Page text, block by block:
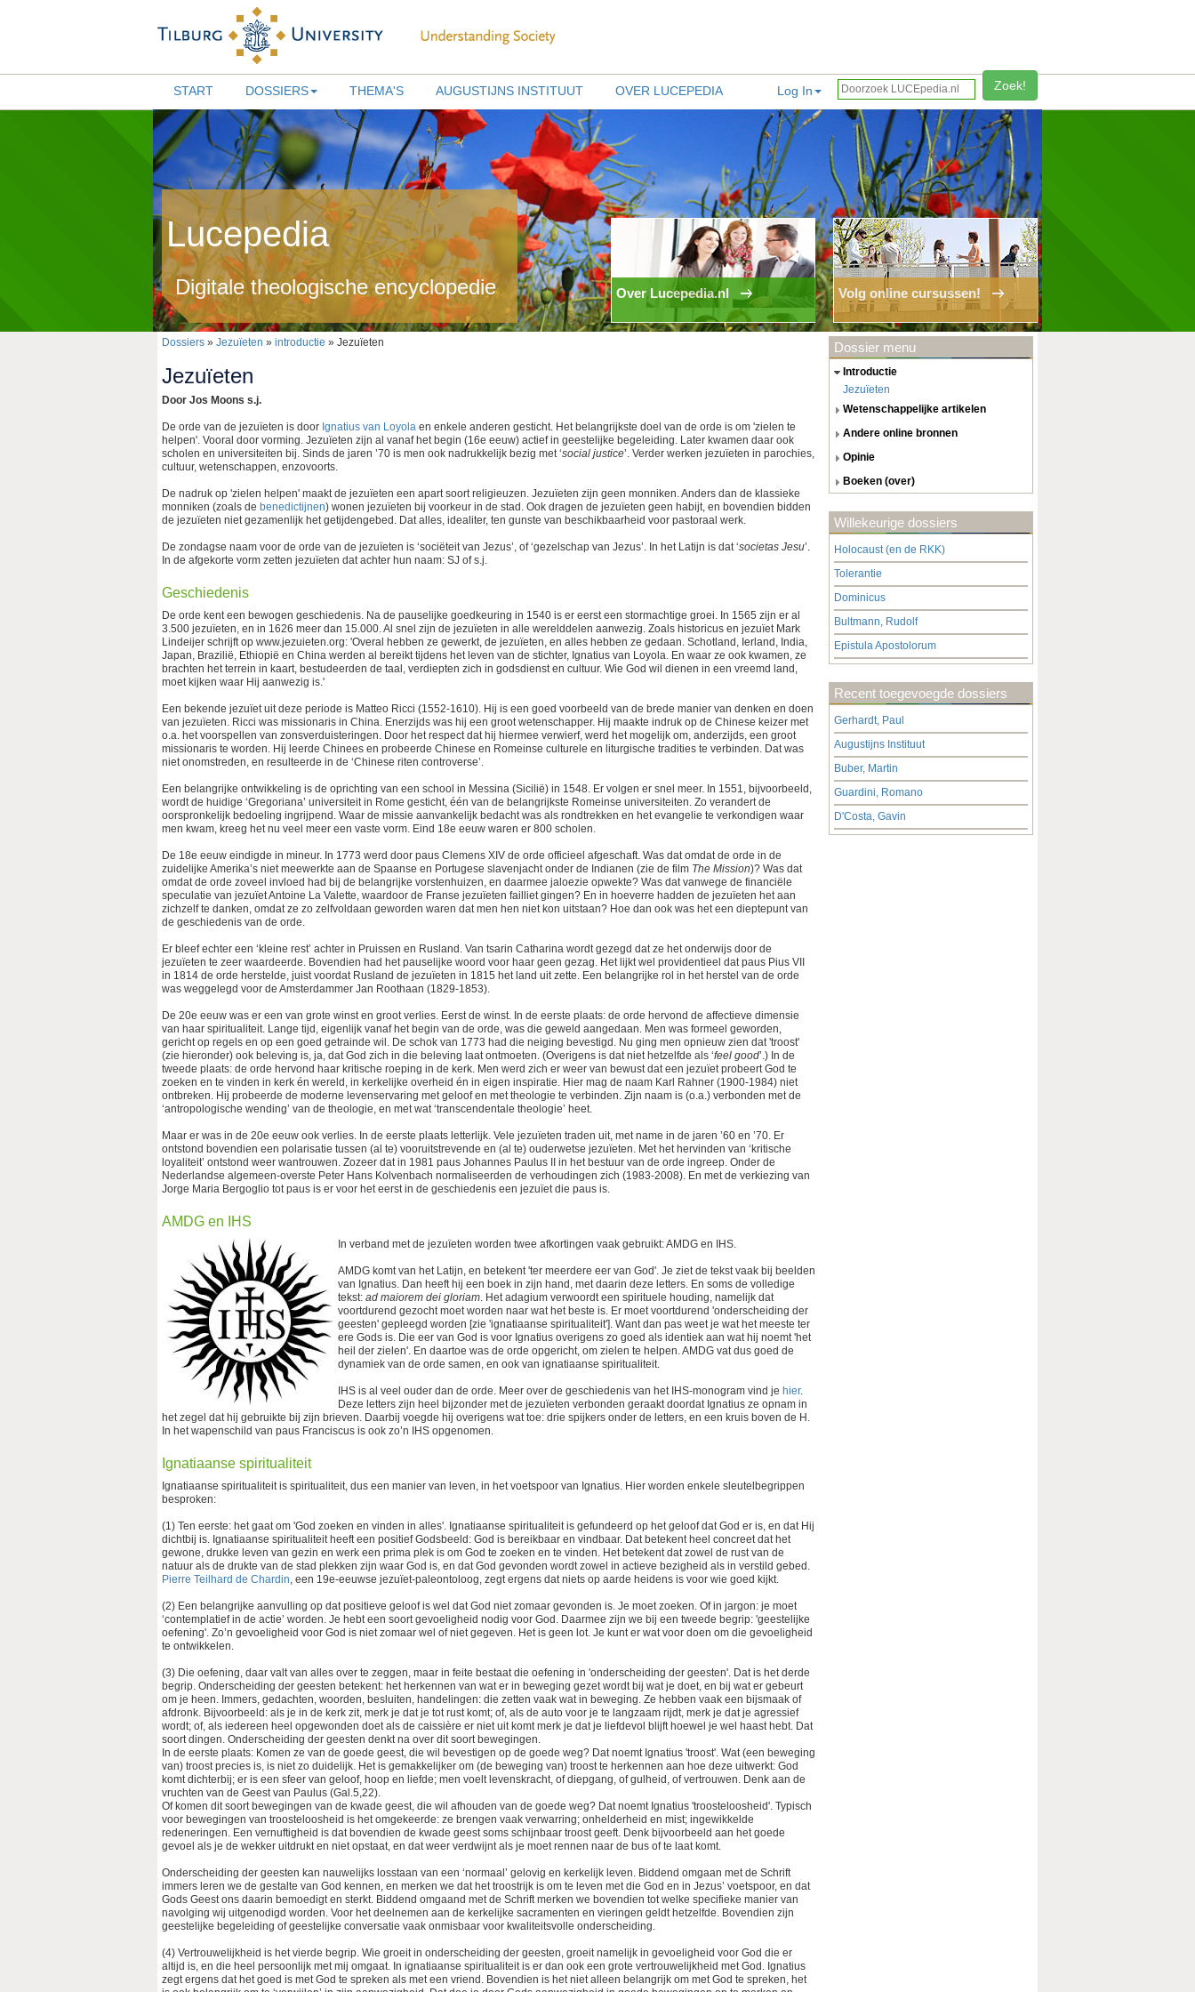
Zoek!
Log In
START DOSSIERS THEMA'S AUGUSTIJNS INSTITUUT OVER LUCEPEDIA
Lucepedia
Digitale theologische encyclopedie Volg online cursussen!
Over Lucepedia.nl
Dossiers » Jezuïeten » introductie » Jezuïeten
Jezuïeten
Door Jos Moons s.j.
De orde van de jezuïeten is door Ignatius van Loyola en enkele anderen gesticht. Het belangrijkste doel van de orde is om 'zielen te
helpen'. Vooral door vorming. Jezuïeten zijn al vanaf het begin (16e eeuw) actief in geestelijke begeleiding. Later kwamen daar ook
scholen en universiteiten bij. Sinds de jaren ’70 is men ook nadrukkelijk bezig met ‘social justice’. Verder werken jezuïeten in parochies,
cultuur, wetenschappen, enzovoorts.
De nadruk op 'zielen helpen' maakt de jezuïeten een apart soort religieuzen. Jezuïeten zijn geen monniken. Anders dan de klassieke
monniken (zoals de benedictijnen) wonen jezuïeten bij voorkeur in de stad. Ook dragen de jezuïeten geen habijt, en bovendien bidden
de jezuïeten niet gezamenlijk het getijdengebed. Dat alles, idealiter, ten gunste van beschikbaarheid voor pastoraal werk.
De zondagse naam voor de orde van de jezuïeten is ‘sociëteit van Jezus’, of ‘gezelschap van Jezus’. In het Latijn is dat ‘societas Jesu’.
In de afgekorte vorm zetten jezuïeten dat achter hun naam: SJ of s.j.
Geschiedenis
De orde kent een bewogen geschiedenis. Na de pauselijke goedkeuring in 1540 is er eerst een stormachtige groei. In 1565 zijn er al
3.500 jezuïeten, en in 1626 meer dan 15.000. Al snel zijn de jezuïeten in alle werelddelen aanwezig. Zoals historicus en jezuïet Mark
Lindeijer schrijft op www.jezuieten.org: 'Overal hebben ze gewerkt, de jezuïeten, en alles hebben ze gedaan. Schotland, Ierland, India,
Japan, Brazilië, Ethiopië en China werden al bereikt tijdens het leven van de stichter, Ignatius van Loyola. En waar ze ook kwamen, ze
brachten het terrein in kaart, bestudeerden de taal, verdiepten zich in godsdienst en cultuur. Wie God wil dienen in een vreemd land,
moet kijken waar Hij aanwezig is.'
Een bekende jezuïet uit deze periode is Matteo Ricci (1552-1610). Hij is een goed voorbeeld van de brede manier van denken en doen
van jezuïeten. Ricci was missionaris in China. Enerzijds was hij een groot wetenschapper. Hij maakte indruk op de Chinese keizer met
o.a. het voorspellen van zonsverduisteringen. Door het respect dat hij hiermee verwierf, werd het mogelijk om, anderzijds, een groot
missionaris te worden. Hij leerde Chinees en probeerde Chinese en Romeinse culturele en liturgische tradities te verbinden. Dat was
niet onomstreden, en resulteerde in de ‘Chinese riten controverse’.
Een belangrijke ontwikkeling is de oprichting van een school in Messina (Sicilië) in 1548. Er volgen er snel meer. In 1551, bijvoorbeeld,
wordt de huidige ‘Gregoriana’ universiteit in Rome gesticht, één van de belangrijkste Romeinse universiteiten. Zo verandert de
oorspronkelijk bedoeling ingrijpend. Waar de missie aanvankelijk bedacht was als rondtrekken en het evangelie te verkondigen waar
men kwam, kreeg het nu veel meer een vaste vorm. Eind 18e eeuw waren er 800 scholen.
De 18e eeuw eindigde in mineur. In 1773 werd door paus Clemens XIV de orde officieel afgeschaft. Was dat omdat de orde in de
zuidelijke Amerika’s niet meewerkte aan de Spaanse en Portugese slavenjacht onder de Indianen (zie de film The Mission)? Was dat
omdat de orde zoveel invloed had bij de belangrijke vorstenhuizen, en daarmee jaloezie opwekte? Was dat vanwege de financiële
speculatie van jezuïet Antoine La Valette, waardoor de Franse jezuïeten failliet gingen? En in hoeverre hadden de jezuïeten het aan
zichzelf te danken, omdat ze zo zelfvoldaan geworden waren dat men hen niet kon uitstaan? Hoe dan ook was het een dieptepunt van
de geschiedenis van de orde.
Er bleef echter een ‘kleine rest’ achter in Pruissen en Rusland. Van tsarin Catharina wordt gezegd dat ze het onderwijs door de
jezuïeten te zeer waardeerde. Bovendien had het pauselijke woord voor haar geen gezag. Het lijkt wel providentieel dat paus Pius VII
in 1814 de orde herstelde, juist voordat Rusland de jezuïeten in 1815 het land uit zette. Een belangrijke rol in het herstel van de orde
was weggelegd voor de Amsterdammer Jan Roothaan (1829-1853).
De 20e eeuw was er een van grote winst en groot verlies. Eerst de winst. In de eerste plaats: de orde hervond de affectieve dimensie
van haar spiritualiteit. Lange tijd, eigenlijk vanaf het begin van de orde, was die geweld aangedaan. Men was formeel geworden,
gericht op regels en op een goed getrainde wil. De schok van 1773 had die neiging bevestigd. Nu ging men opnieuw zien dat 'troost'
(zie hieronder) ook beleving is, ja, dat God zich in die beleving laat ontmoeten. (Overigens is dat niet hetzelfde als ‘feel good’.) In de
tweede plaats: de orde hervond haar kritische roeping in de kerk. Men werd zich er weer van bewust dat een jezuïet probeert God te
zoeken en te vinden in kerk én wereld, in kerkelijke overheid én in eigen inspiratie. Hier mag de naam Karl Rahner (1900-1984) niet
ontbreken. Hij probeerde de moderne levenservaring met geloof en met theologie te verbinden. Zijn naam is (o.a.) verbonden met de
‘antropologische wending’ van de theologie, en met wat ‘transcendentale theologie’ heet.
Maar er was in de 20e eeuw ook verlies. In de eerste plaats letterlijk. Vele jezuïeten traden uit, met name in de jaren ’60 en ’70. Er
ontstond bovendien een polarisatie tussen (al te) vooruitstrevende en (al te) ouderwetse jezuïeten. Met het hervinden van ‘kritische
loyaliteit’ ontstond weer wantrouwen. Zozeer dat in 1981 paus Johannes Paulus II in het bestuur van de orde ingreep. Onder de
Nederlandse algemeen-overste Peter Hans Kolvenbach normaliseerden de verhoudingen zich (1983-2008). En met de verkiezing van
Jorge Maria Bergoglio tot paus is er voor het eerst in de geschiedenis een jezuïet die paus is.
AMDG en IHS
In verband met de jezuïeten worden twee afkortingen vaak gebruikt: AMDG en IHS.
AMDG komt van het Latijn, en betekent 'ter meerdere eer van God'. Je ziet de tekst vaak bij beelden
van Ignatius. Dan heeft hij een boek in zijn hand, met daarin deze letters. En soms de volledige
tekst: ad maiorem dei gloriam. Het adagium verwoordt een spirituele houding, namelijk dat
voortdurend gezocht moet worden naar wat het beste is. Er moet voortdurend 'onderscheiding der
geesten' gepleegd worden [zie 'ignatiaanse spiritualiteit']. Want dan pas weet je wat het meeste ter
ere Gods is. Die eer van God is voor Ignatius overigens zo goed als identiek aan wat hij noemt 'het
heil der zielen'. En daartoe was de orde opgericht, om zielen te helpen. AMDG vat dus goed de
dynamiek van de orde samen, en ook van ignatiaanse spiritualiteit.
IHS is al veel ouder dan de orde. Meer over de geschiedenis van het IHS-monogram vind je hier.
Deze letters zijn heel bijzonder met de jezuïeten verbonden geraakt doordat Ignatius ze opnam in
het zegel dat hij gebruikte bij zijn brieven. Daarbij voegde hij overigens wat toe: drie spijkers onder de letters, en een kruis boven de H.
In het wapenschild van paus Franciscus is ook zo’n IHS opgenomen.
Ignatiaanse spiritualiteit
Ignatiaanse spiritualiteit is spiritualiteit, dus een manier van leven, in het voetspoor van Ignatius. Hier worden enkele sleutelbegrippen
besproken:
(1) Ten eerste: het gaat om 'God zoeken en vinden in alles'. Ignatiaanse spiritualiteit is gefundeerd op het geloof dat God er is, en dat Hij
dichtbij is. Ignatiaanse spiritualiteit heeft een positief Godsbeeld: God is bereikbaar en vindbaar. Dat betekent heel concreet dat het
gewone, drukke leven van gezin en werk een prima plek is om God te zoeken en te vinden. Het betekent dat zowel de rust van de
natuur als de drukte van de stad plekken zijn waar God is, en dat God gevonden wordt zowel in actieve bezigheid als in verstild gebed.
Pierre Teilhard de Chardin, een 19e-eeuwse jezuïet-paleontoloog, zegt ergens dat niets op aarde heidens is voor wie goed kijkt.
(2) Een belangrijke aanvulling op dat positieve geloof is wel dat God niet zomaar gevonden is. Je moet zoeken. Of in jargon: je moet
‘contemplatief in de actie’ worden. Je hebt een soort gevoeligheid nodig voor God. Daarmee zijn we bij een tweede begrip: 'geestelijke
oefening'. Zo’n gevoeligheid voor God is niet zomaar wel of niet gegeven. Het is geen lot. Je kunt er wat voor doen om die gevoeligheid
te ontwikkelen.
(3) Die oefening, daar valt van alles over te zeggen, maar in feite bestaat die oefening in 'onderscheiding der geesten'. Dat is het derde
begrip. Onderscheiding der geesten betekent: het herkennen van wat er in beweging gezet wordt bij wat je doet, en bij wat er gebeurt
om je heen. Immers, gedachten, woorden, besluiten, handelingen: die zetten vaak wat in beweging. Ze hebben vaak een bijsmaak of
afdronk. Bijvoorbeeld: als je in de kerk zit, merk je dat je tot rust komt; of, als de auto voor je te langzaam rijdt, merk je dat je agressief
wordt; of, als iedereen heel opgewonden doet als de caissière er niet uit komt merk je dat je liefdevol blijft hoewel je wel haast hebt. Dat
soort dingen. Onderscheiding der geesten denkt na over dit soort bewegingen.
In de eerste plaats: Komen ze van de goede geest, die wil bevestigen op de goede weg? Dat noemt Ignatius 'troost'. Wat (een beweging
van) troost precies is, is niet zo duidelijk. Het is gemakkelijker om (de beweging van) troost te herkennen aan hoe deze uitwerkt: God
komt dichterbij; er is een sfeer van geloof, hoop en liefde; men voelt levenskracht, of diepgang, of gulheid, of vertrouwen. Denk aan de
vruchten van de Geest van Paulus (Gal.5,22).
Of komen dit soort bewegingen van de kwade geest, die wil afhouden van de goede weg? Dat noemt Ignatius 'troosteloosheid'. Typisch
voor bewegingen van troosteloosheid is het omgekeerde: ze brengen vaak verwarring; onhelderheid en mist; ingewikkelde
redeneringen. Een vernuftigheid is dat bovendien de kwade geest soms schijnbaar troost geeft. Denk bijvoorbeeld aan het goede
gevoel als je de wekker uitdrukt en niet opstaat, en dat weer verdwijnt als je moet rennen naar de bus of te laat komt.
Onderscheiding der geesten kan nauwelijks losstaan van een ‘normaal’ gelovig en kerkelijk leven. Biddend omgaan met de Schrift
immers leren we de gestalte van God kennen, en merken we dat het troostrijk is om te leven met die God en in Jezus’ voetspoor, en dat
Gods Geest ons daarin bemoedigt en sterkt. Biddend omgaand met de Schrift merken we bovendien tot welke specifieke manier van
navolging wij uitgenodigd worden. Voor het deelnemen aan de kerkelijke sacramenten en vieringen geldt hetzelfde. Bovendien zijn
geestelijke begeleiding of geestelijke conversatie vaak onmisbaar voor kwaliteitsvolle onderscheiding.
(4) Vertrouwelijkheid is het vierde begrip. Wie groeit in onderscheiding der geesten, groeit namelijk in gevoeligheid voor God die er
altijd is, en die heel persoonlijk met mij omgaat. In ignatiaanse spiritualiteit is er dan ook een grote vertrouwelijkheid met God. Ignatius
zegt ergens dat het goed is met God te spreken als met een vriend. Bovendien is het niet alleen belangrijk om met God te spreken, het
Dossier menu
introductie
Jezuïeten
wetenschappelijke artikelen
andere online bronnen
opinie
boeken (over)
Willekeurige dossiers
Holocaust (en de RKK)
Tolerantie
Dominicus
Bultmann, Rudolf
Epistula Apostolorum
Recent toegevoegde dossiers
Gerhardt, Paul
Augustijns Instituut
Buber, Martin
Guardini, Romano
D'Costa, Gavin